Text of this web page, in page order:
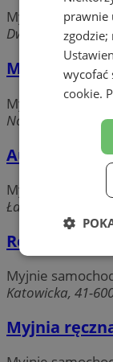
Myjnie
Dworcowa, 41-
Myjnia
Myjnie
Nowa, 41-600
Auto Myjnia
Myjnie
Łagiewnicka, 41-
Ręczna
Myjnie
Katowicka, 41-
Myjnia
prawnie
zgodzie;
wycofać
cookie.